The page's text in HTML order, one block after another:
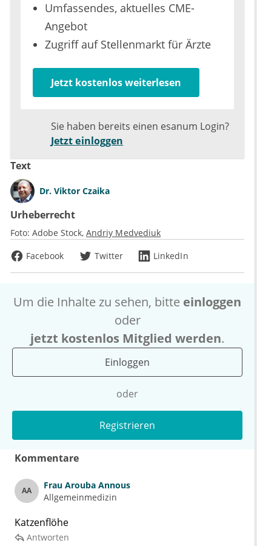
Umfassendes, aktuelles CME-
Angebot
Zugriff auf Stellenmarkt für Ärzte
Jetzt kostenlos weiterlesen
Sie haben bereits einen esanum Login?
Jetzt einloggen
Text
Dr. Viktor Czaika
Urheberrecht
Foto: Adobe Stock Andriy Medvediuk
Facebook
Twitter LinkedIn
Um die Inhalte zu sehen, bitte einloggen
oder
jetzt kostenlos Mitglied werden.
Einloggen
oder
Registrieren
Kommentare
AA Frau Arouba Annous
Allgemeinmedizin
Katzenflöhe
Antworten